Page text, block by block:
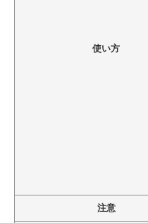
使い方
注意